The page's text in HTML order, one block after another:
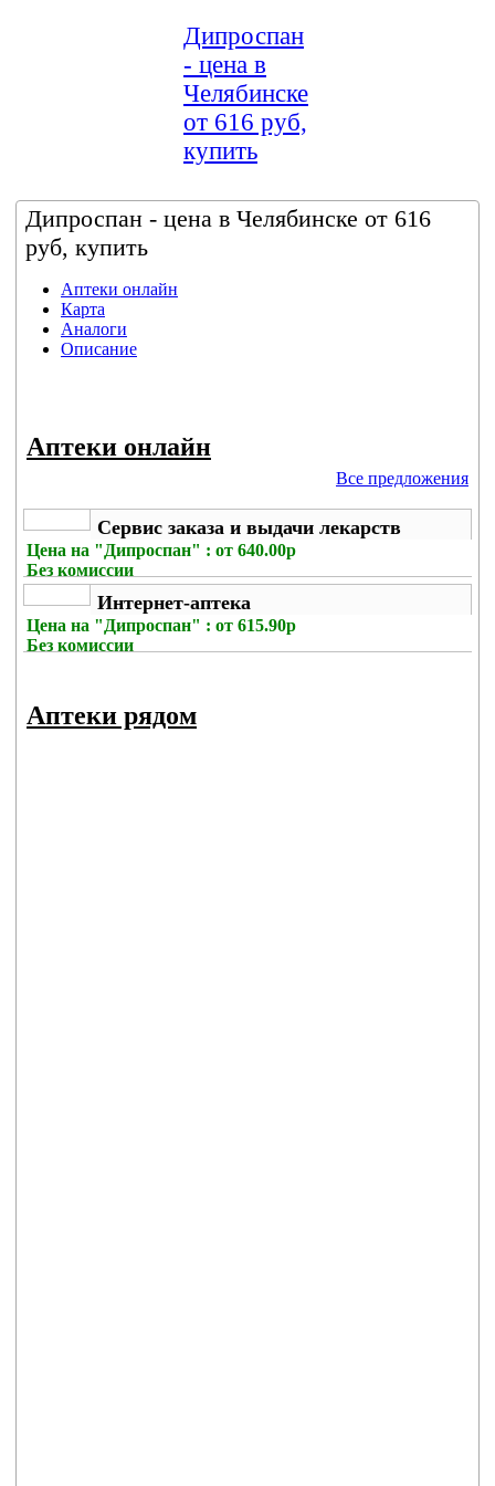
Дипроспан
- цена в
Челябинске
от 616 руб,
купить
Дипроспан - цена в Челябинске от 616
руб, купить
Аптеки онлайн
Карта
Аналоги
Описание
Аптеки онлайн
Все предложения
Сервис заказа и выдачи лекарств
Цена на "Дипроспан" : от 640.00р
Без комиссии
Интернет-аптека
Цена на "Дипроспан" : от 615.90р
Без комиссии
Аптеки рядом